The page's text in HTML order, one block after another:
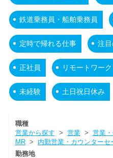
鉄道乗務員・船舶乗務員
定時で帰れる仕事 注
正社員 リモートワー
未経験 土日祝日休み
職種
営業から探す > 営業> 営業
MR> 内勤営業・カウンターセ
勤務地